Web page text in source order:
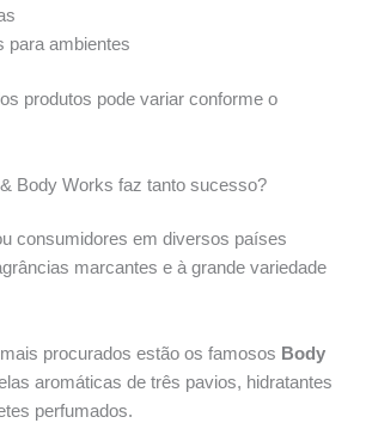
para ambientes
produtos pode variar conforme o
Body Works faz tanto sucesso?
consumidores em diversos países
marcantes e à grande variedade
procurados estão os famosos Body
aromáticas de três pavios, hidratantes
perfumados.